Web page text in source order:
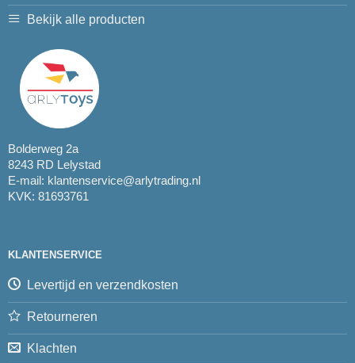
Bekijk alle producten
Bolderweg 2a
8243 RD Lelystad
E-mail: klantenservice@arlytrading.nl
KVK: 81693761
KLANTENSERVICE
Levertijd en verzendkosten
Retourneren
Klachten